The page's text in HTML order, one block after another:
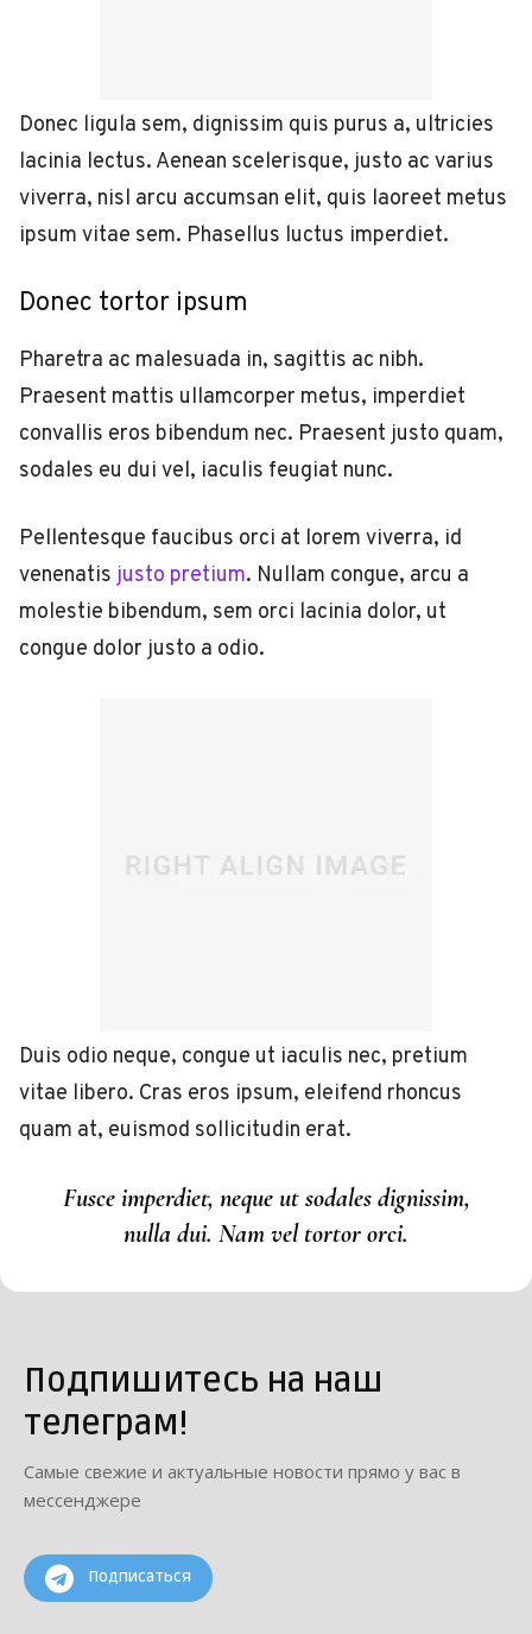
Donec ligula sem, dignissim quis purus a, ultricies
lacinia lectus. Aenean scelerisque, justo ac varius
viverra, nisl arcu accumsan elit, quis laoreet metus
ipsum vitae sem. Phasellus luctus imperdiet.
Donec tortor ipsum
Pharetra ac malesuada in, sagittis ac nibh.
Praesent mattis ullamcorper metus, imperdiet
convallis eros bibendum nec. Praesent justo quam,
sodales eu dui vel, iaculis feugiat nunc.
Pellentesque faucibus orci at lorem viverra, id
venenatis justo pretium. Nullam congue, arcu a
molestie bibendum, sem orci lacinia dolor, ut
congue dolor justo a odio.
Duis odio neque, congue ut iaculis nec, pretium
vitae libero. Cras eros ipsum, eleifend rhoncus
quam at, euismod sollicitudin erat.
Fusce imperdiet, neque ut sodales dignissim,
nulla dui. Nam vel tortor orci.
Подпишитесь на наш
телеграм!
Самые свежие и актуальные новости прямо у вас в
мессенджере
Подписаться